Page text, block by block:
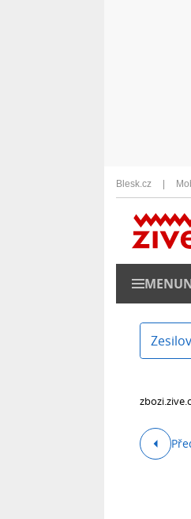
Blesk.cz
MENU